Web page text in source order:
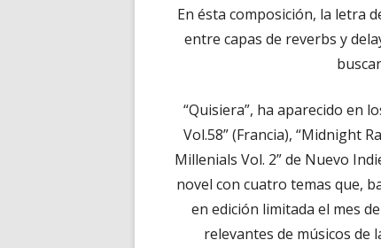
En ésta composición, la letra
entre capas de reverbs y
“Quisiera”, ha aparecido en
Vol.58” (Francia), “Midnight
Millenials Vol. 2” de Nuevo
novel con cuatro temas que,
en edición limitada el mes
relevantes de músicos de